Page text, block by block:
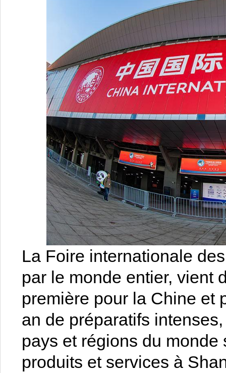
La Foire internationale
par le monde entier, vient
première pour la Chine et
an de préparatifs
pays et régions du
produits et services à